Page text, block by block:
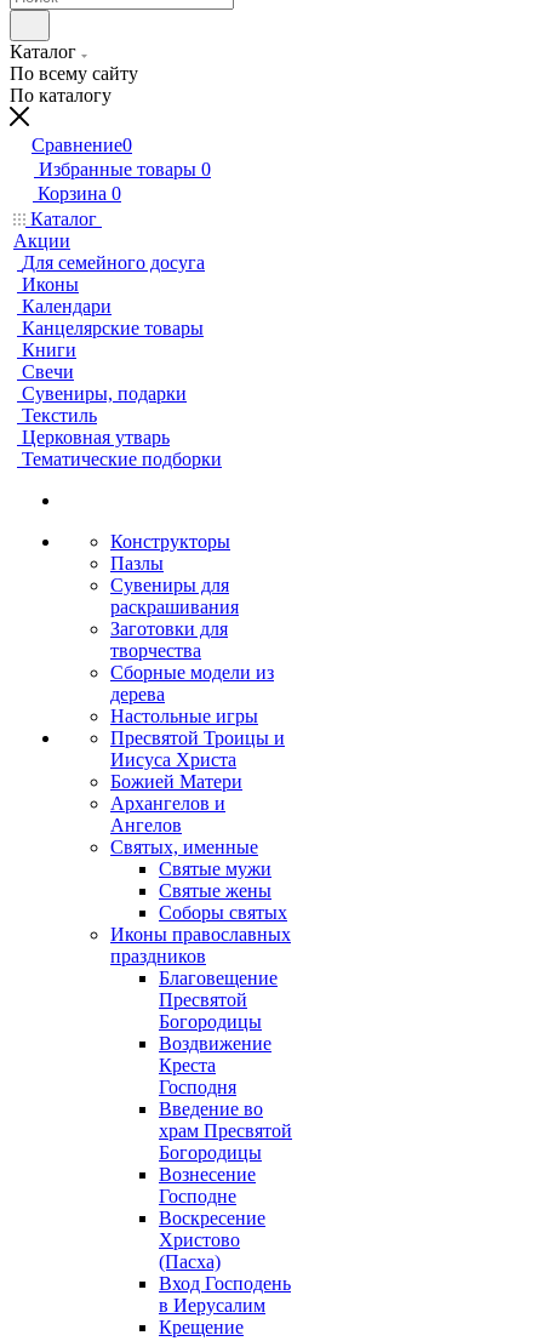
Каталог
По всему сайту
По каталогу
Сравнение0
Избранные товары 0
Корзина 0
Каталог
Акции
Для семейного досуга
Иконы
Календари
Канцелярские товары
Книги
Свечи
Сувениры, подарки
Текстиль
Церковная утварь
Тематические подборки
Конструкторы
Пазлы
Сувениры для
раскрашивания
Заготовки для
творчества
Сборные модели из
дерева
Настольные игры
Пресвятой Троицы и
Иисуса Христа
Божией Матери
Архангелов и
Ангелов
Святых, именные
Святые мужи
Святые жены
Соборы святых
Иконы православных
праздников
Благовещение
Пресвятой
Богородицы
Воздвижение
Креста
Господня
Введение во
храм Пресвятой
Богородицы
Вознесение
Господне
Воскресение
Христово
(Пасха)
Вход Господень
в Иерусалим
Крещение